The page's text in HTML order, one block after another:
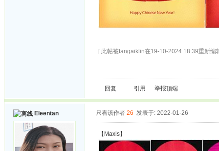
[ 此帖被tangaiklin在19-10-2024 18:39重新编
回复 引用 举报顶端
Eleentan 只看该作者 26 发表于: 2022-01-26
【Maxis】